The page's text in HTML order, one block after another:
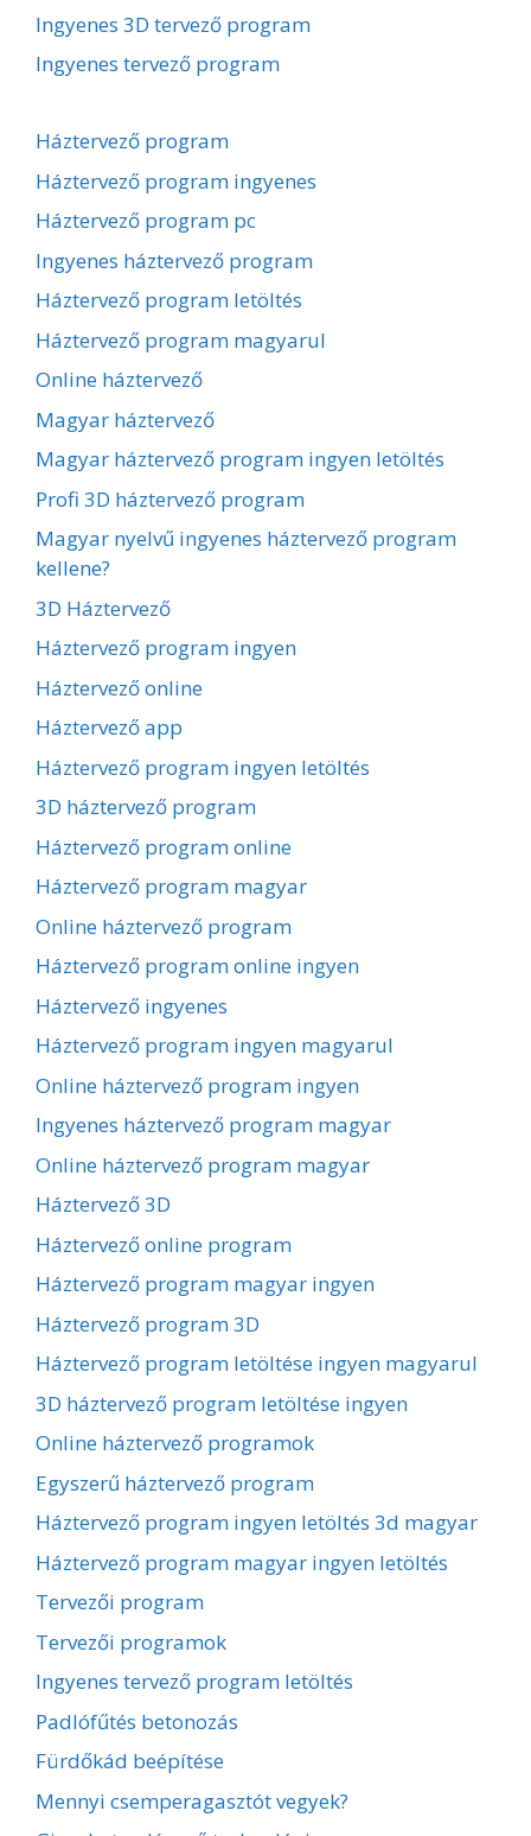
Ingyenes 3D tervező program
Ingyenes tervező program
Háztervező program
Háztervező program ingyenes
Háztervező program pc
Ingyenes háztervező program
Háztervező program letöltés
Háztervező program magyarul
Online háztervező
Magyar háztervező
Magyar háztervező program ingyen letöltés
Profi 3D háztervező program
Magyar nyelvű ingyenes háztervező program
kellene?
3D Háztervező
Háztervező program ingyen
Háztervező online
Háztervező app
Háztervező program ingyen letöltés
3D háztervező program
Háztervező program online
Háztervező program magyar
Online háztervező program
Háztervező program online ingyen
Háztervező ingyenes
Háztervező program ingyen magyarul
Online háztervező program ingyen
Ingyenes háztervező program magyar
Online háztervező program magyar
Háztervező 3D
Háztervező online program
Háztervező program magyar ingyen
Háztervező program 3D
Háztervező program letöltése ingyen magyarul
3D háztervező program letöltése ingyen
Online háztervező programok
Egyszerű háztervező program
Háztervező program ingyen letöltés 3d magyar
Háztervező program magyar ingyen letöltés
Tervezői program
Tervezői programok
Ingyenes tervező program letöltés
Padlófűtés betonozás
Fürdőkád beépítése
Mennyi csemperagasztót vegyek?